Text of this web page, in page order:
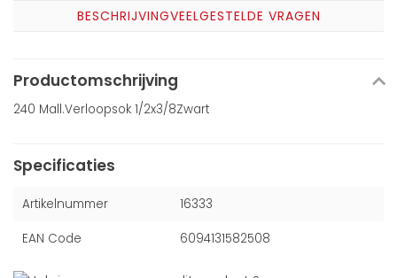
BESCHRIJVINGVEELGESTELDE VRAGEN
Productomschrijving
240 Mall.Verloopsok 1/2x3/8Zwart
Specificaties
Artikelnummer 16333
EAN Code 6094131582508